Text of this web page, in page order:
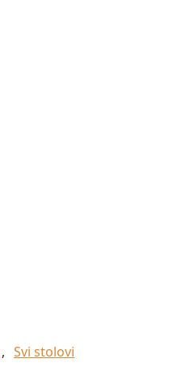
, Svi stolovi